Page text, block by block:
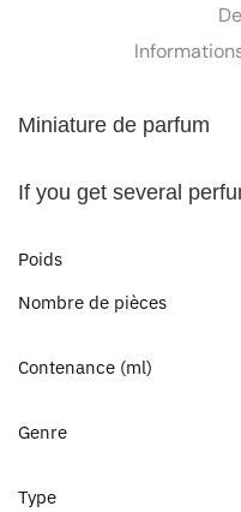
Miniature de parfum
If you get several
Poids
Nombre de pièces
Contenance (ml)
Genre
Type